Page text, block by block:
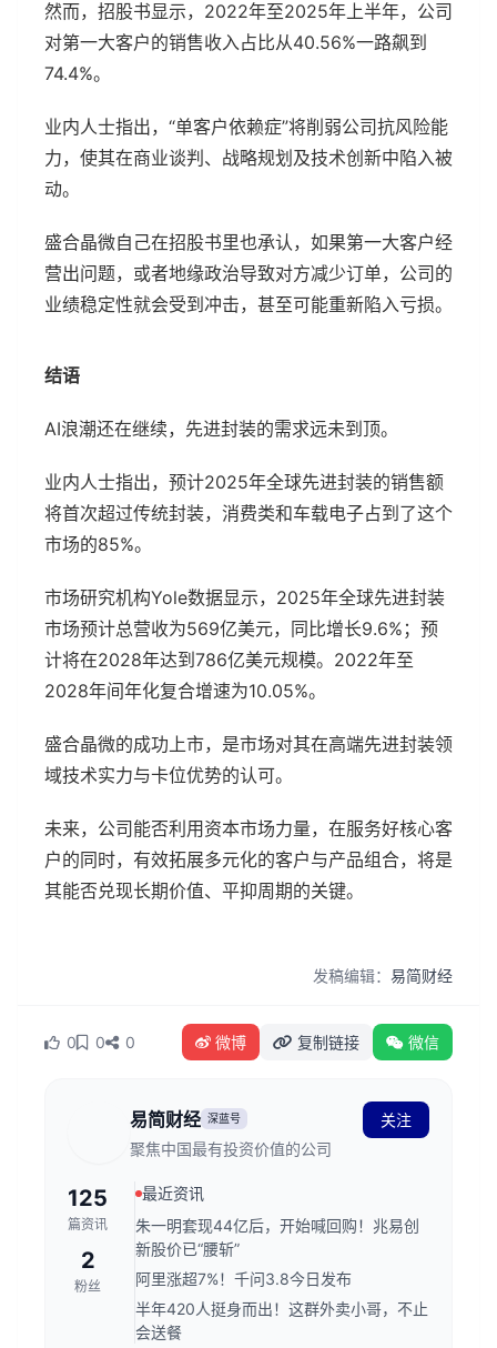
然而，招股书显示，2022年至2025年上半年，公司
对第一大客户的销售收入占比从40.56%一路飙到
74.4%。
业内人士指出，“单客户依赖症”将削弱公司抗风险能
力，使其在商业谈判、战略规划及技术创新中陷入被
动。
盛合晶微自己在招股书里也承认，如果第一大客户经
营出问题，或者地缘政治导致对方减少订单，公司的
业绩稳定性就会受到冲击，甚至可能重新陷入亏损。
结语
AI浪潮还在继续，先进封装的需求远未到顶。
业内人士指出，预计2025年全球先进封装的销售额
将首次超过传统封装，消费类和车载电子占到了这个
市场的85%。
市场研究机构Yole数据显示，2025年全球先进封装
市场预计总营收为569亿美元，同比增长9.6%；预
计将在2028年达到786亿美元规模。2022年至
2028年间年化复合增速为10.05%。
盛合晶微的成功上市，是市场对其在高端先进封装领
域技术实力与卡位优势的认可。
未来，公司能否利用资本市场力量，在服务好核心客
户的同时，有效拓展多元化的客户与产品组合，将是
其能否兑现长期价值、平抑周期的关键。
发稿编辑： 易简财经
0 0 0 微博 复制链接 微信
易简财经 深蓝号
聚焦中国最有投资价值的公司
关注
125
篇资讯
2
粉丝
最近资讯
朱一明套现44亿后，开始喊回购！兆易创
新股价已“腰斩”
阿里涨超7%！千问3.8今日发布
半年420人挺身而出！这群外卖小哥，不止
会送餐